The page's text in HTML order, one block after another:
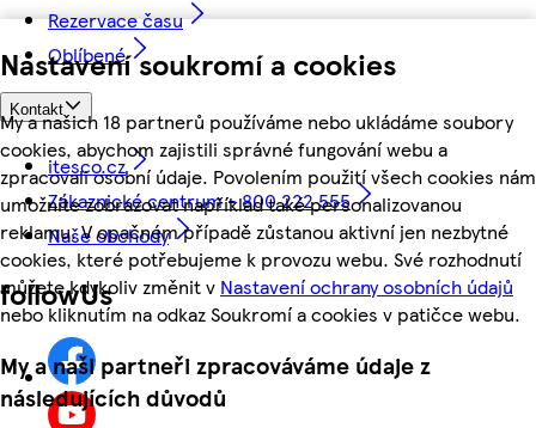
Nastavení soukromí a cookies
My a našich 18 partnerů používáme nebo ukládáme soubory
cookies, abychom zajistili správné fungování webu a
zpracovali osobní údaje. Povolením použití všech cookies nám
umožníte zobrazovat například také personalizovanou
reklamu. V opačném případě zůstanou aktivní jen nezbytné
cookies, které potřebujeme k provozu webu. Své rozhodnutí
můžete kdykoliv změnit v Nastavení ochrany osobních údajů
nebo kliknutím na odkaz Soukromí a cookies v patičce webu.
My a naši partneři zpracováváme údaje z
následujících důvodů
Rezervace času
Oblíbené
Kontakt
itesco.cz
Zákaznické centrum - 800 222 555
Naše obchody
followUs